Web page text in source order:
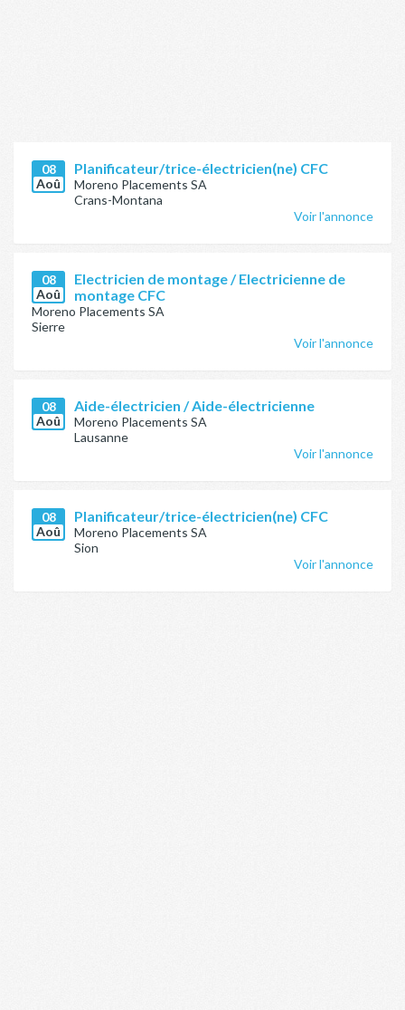
08
Aoû
Planificateur/trice-électricien(ne) CFC
Moreno Placements SA
Crans-Montana
Voir l'annonce
08
Aoû
Electricien de montage / Electricienne de
montage CFC
Moreno Placements SA
Sierre
Voir l'annonce
08
Aoû
Aide-électricien / Aide-électricienne
Moreno Placements SA
Lausanne
Voir l'annonce
08
Aoû
Planificateur/trice-électricien(ne) CFC
Moreno Placements SA
Sion
Voir l'annonce